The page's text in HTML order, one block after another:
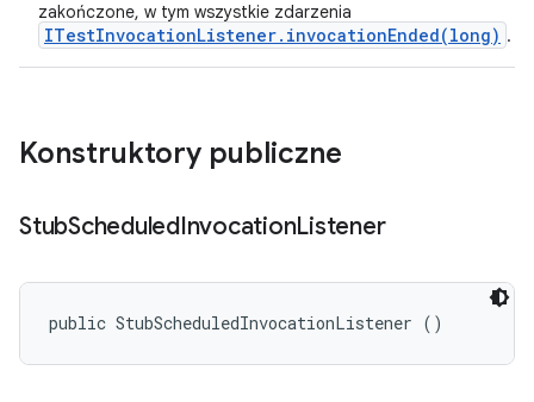
zakończone, w tym wszystkie zdarzenia
ITestInvocationListener.invocationEnded(long) .
Konstruktory publiczne
StubScheduledInvocationListener
public StubScheduledInvocationListener ()